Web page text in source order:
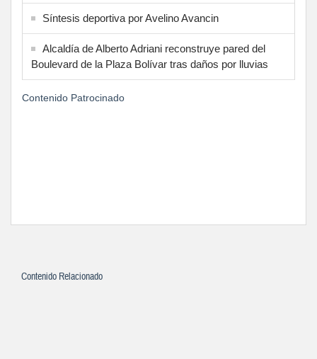
Síntesis deportiva por Avelino Avancin
Alcaldía de Alberto Adriani reconstruye pared del
Boulevard de la Plaza Bolívar tras daños por lluvias
Contenido Patrocinado
Contenido Relacionado